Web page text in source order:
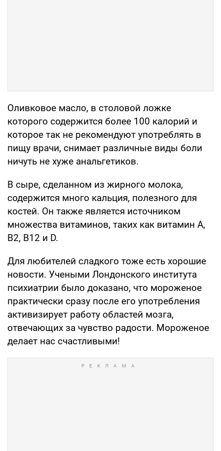
Оливковое масло, в столовой ложке
которого содержится более 100 калорий и
которое так не рекомендуют употреблять в
пищу врачи, снимает различные виды боли
ничуть не хуже анальгетиков.
В сыре, сделанном из жирного молока,
содержится много кальция, полезного для
костей. Он также является источником
множества витаминов, таких как витамин А,
В2, В12 и D.
Для любителей сладкого тоже есть хорошие
новости. Учеными Лондонского института
психиатрии было доказано, что мороженое
практически сразу после его употребления
активизирует работу областей мозга,
отвечающих за чувство радости. Мороженое
делает нас счастливыми!